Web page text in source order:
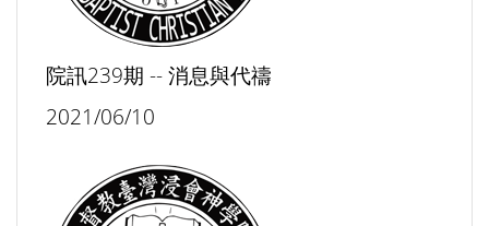
院訊239期 -- 消息與代禱
2021/06/10